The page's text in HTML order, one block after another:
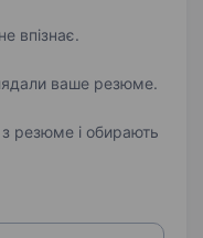
впізнає.
ваше резюме.
резюме і обирають